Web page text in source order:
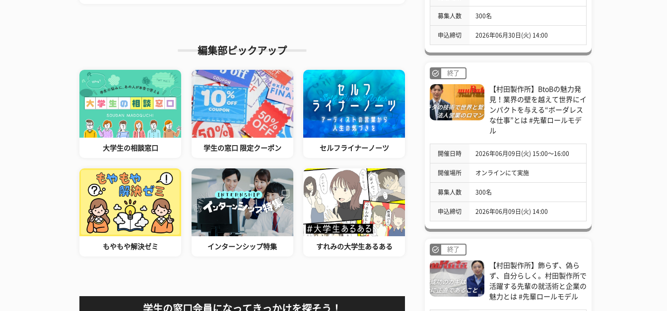
編集部ピックアップ
大学生の相談窓口 学生の窓口 限定クーポン セルフライナーノーツ
もやもや解決ゼミ インターンシップ特集 すれみの大学生あるある
学生の窓口会員になってきっかけを探そう！
募集人数 300名
申込締切 2026年06月30日(火) 14:00
終了
【村田製作所】BtoBの魅力発
見！業界の壁を越えて世界にイ
ンパクトを与える“ボーダレス
な仕事”とは #先輩ロールモデ
ル
開催日時 2026年06月09日(火) 15:00〜16:00
開催場所 オンラインにて実施
募集人数 300名
申込締切 2026年06月09日(火) 14:00
終了
【村田製作所】飾らず、偽ら
ず、自分らしく。村田製作所で
活躍する先輩の就活術と企業の
魅力とは #先輩ロールモデル